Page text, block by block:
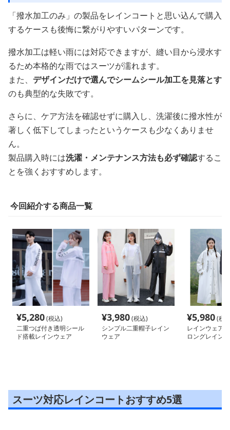
「撥水加工のみ」の製品をレインコートと思い込んで購入
するケースも後悔に繋がりやすいパターンです。
撥水加工は軽い雨には対応できますが、縫い目から浸水す
るため本格的な雨ではスーツが濡れます。
また、 デザインだけで選んでシームシール加工を見落とす
のも典型的な失敗です。
さらに、ケア方法を確認せずに購入し、洗濯後に撥水性が
著しく低下してしまったというケースも少なくありませ
ん。
製品購入時には洗濯・メンテナンス方法も必ず確認するこ
とを強くおすすめします。
今回紹介する商品一覧
¥5,280(税込)
二重つば付き透明シール
ド搭載レインウェア
¥3,980(税込)
シンプル二重帽子レイン
ウェア
¥5,980(税
レインウェア
ロングレイン
スーツ対応レインコートおすすめ5選